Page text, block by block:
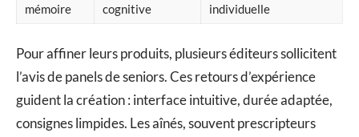
mémoire
cognitive
individuelle
Pour affiner leurs produits, plusieurs éditeurs sollicitent
l’avis de panels de seniors. Ces retours d’expérience
guident la création : interface intuitive, durée adaptée,
consignes limpides. Les aînés, souvent prescripteurs